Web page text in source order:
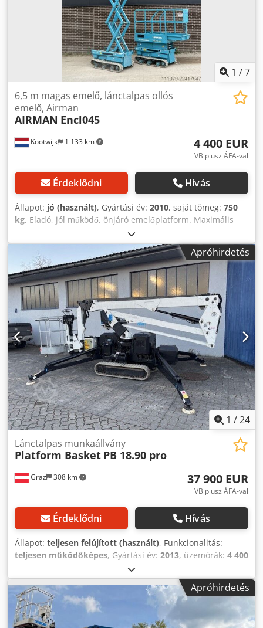
1 /7
Kootwijk 1 133 km
6,5 m magas emelő, lánctalpas ollós
emelő, Airman
AIRMAN Encl045
4 400 EUR
VB plusz ÁFA-val
Érdeklődni Hívás
Állapot: jó (használt), Gyártási év: 2010, saját tömeg: 750
kg, Eladó, jól működő, önjáró emelőplatform. Maximális
munkamagasság: 6,5 m. Dedpfjzpfu Njx Aamjck
Padlómagasság: 4,5 m. Csere és szállítás megbeszélhető.
További információért hívjon vagy küldjön üzenetet.Apróhirdetés
1 /24
Graz 308 km
Lánctalpas munkaállvány
Platform Basket PB 18.90 pro
37 900 EUR
VB plusz ÁFA-val
Érdeklődni Hívás
Állapot: teljesen felújított (használt), Funkcionalitás:
teljesen működőképes, Gyártási év: 2013, üzemórák: 4 400
, emelési magasság:
mm, össztömeg:2 530 kg, szállítási hossz:5 500 mm,
szállítási szélesség:
, szállítási magasság:200 mm,
építési magasság:2 000 mm , üzemanyagtípus:
üzemanyagtartály kapacitása:
, gumiabroncs állapota:
Apróhirdetés